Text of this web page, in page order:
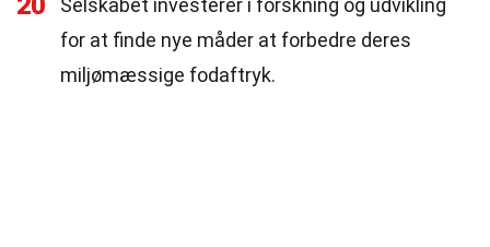
Selskabet investerer i forskning og udvikling
for at finde nye måder at forbedre deres
miljømæssige fodaftryk.